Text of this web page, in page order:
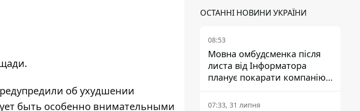
об ухудшении
быть особенно внимательными
ОСТАННІ НОВИНИ УКРАЇНИ
08:53
Мовна омбудсменка після
листа від Інформатора
планує покарати компанію-
підрядника ПриватБанку
07:33, 31 липня